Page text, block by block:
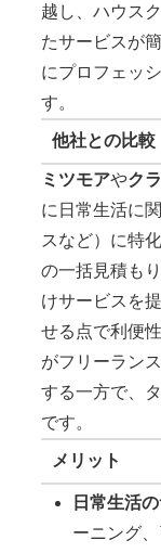
越し、ハウス
たサービスが
にプロフェッ
す。
他社との比較
ミツモアやク
に日常生活に
スなど）に特
の一括見積も
けサービスを
せる点で利便
がフリーラン
する一方で、
です。
メリット
日常生活
ーニング